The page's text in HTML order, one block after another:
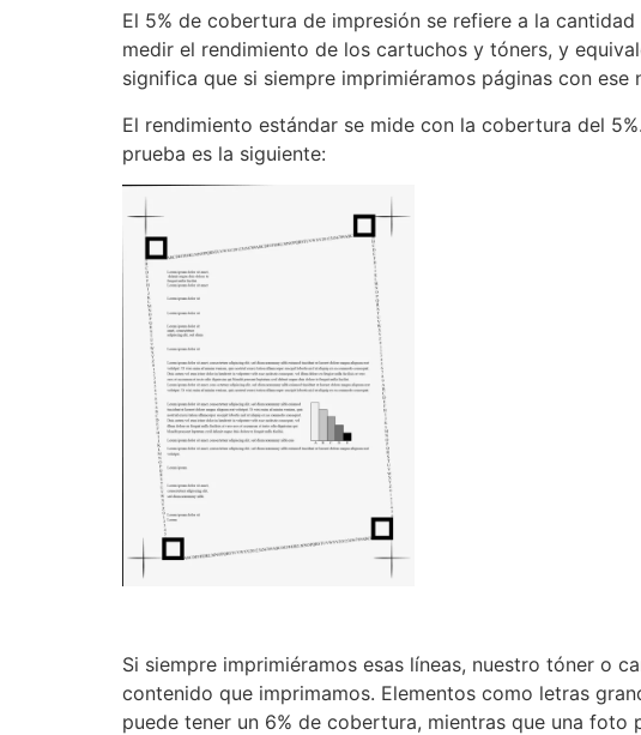
El 5% de cobertura de impresión se refiere a la
medir el rendimiento de los cartuchos y tóners, y
significa que si siempre imprimiéramos páginas con
El rendimiento estándar se mide con la cobertura del
prueba es la siguiente:
Si siempre imprimiéramos esas líneas, nuestro tóner o
contenido que imprimamos. Elementos como letras
puede tener un 6% de cobertura, mientras que una foto